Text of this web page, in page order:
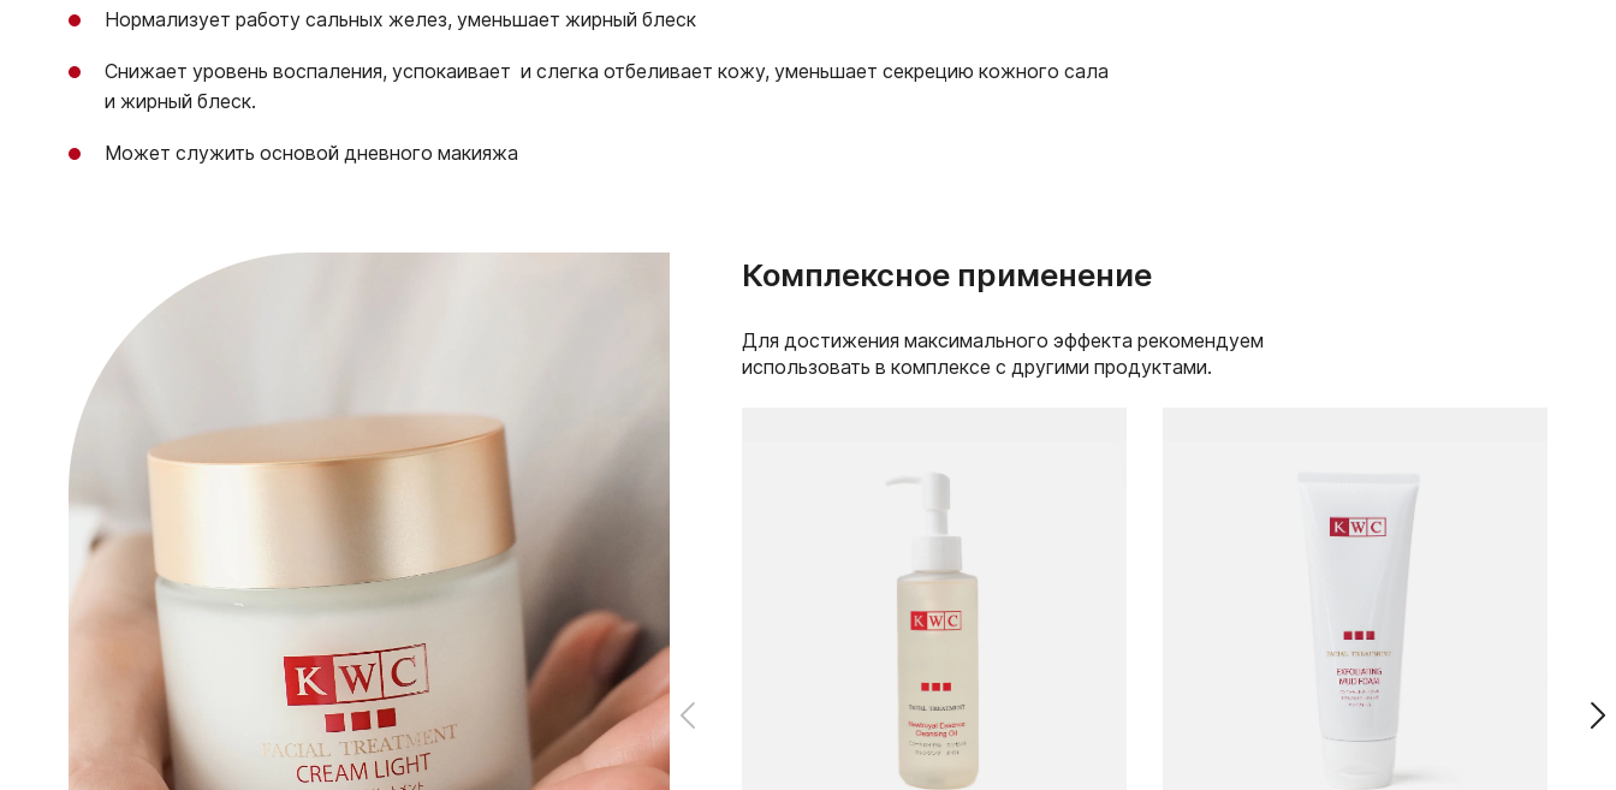
EXTRACT, PERILLA OCYMOIDES LEAF EXTRACT, DIPOTASSIUM GLYCYRRHIZATE,
ISOSTEARATE, POLYSORBATE 60, POLYSORBATE 80, BEHENYL ALCOHOL, ARACHIDYL
GLUCOSIDE, CETEARYL ALCOHOL, ARACHIDYL ALCOHOL, HYDROXYETHYL ACRYLATE/
PHENOXYETHANOL, FRAGRANCE, CITRONELLOL, HEXYL CINNAMAL, BUTYLPHENYL
METHYLPROPIONAL
Нормализует работу сальных желез, уменьшает жирный блеск
Снижает уровень воспаления, успокаивает и слегка отбеливает кожу, уменьшает секрецию кожного сала
и жирный блеск.
Может служить основой дневного макияжа
Комплексное применение
Для достижения максимального эффекта рекомендуем
использовать в комплексе с другими продуктами.